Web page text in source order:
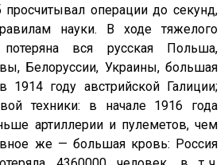
просчитывал операции до секунд,
науки. В ходе тяжелого
вся русская Польша,
Белоруссии, Украины, большая
1914 году австрийской Галиции;
техники: в начале 1916 года
артиллерии и пулеметов, чем
же — большая кровь: Россия